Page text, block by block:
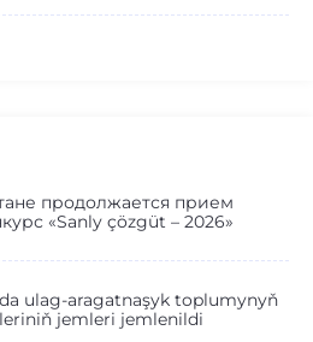
продолжается прием
«Sanly çözgüt – 2026»
ulag-aragatnaşyk toplumynyň
jemleri jemlenildi